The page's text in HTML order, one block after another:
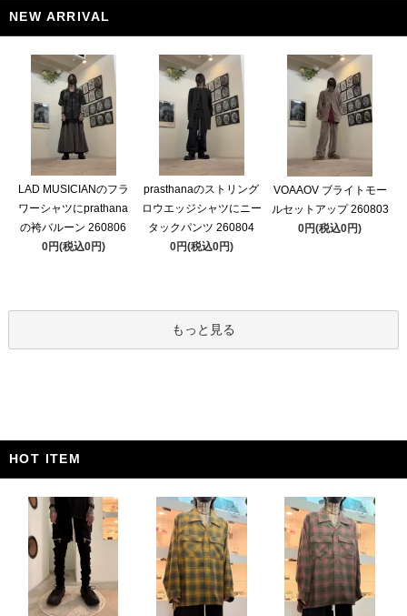
NEW ARRIVAL
LAD MUSICIANのフラ
ワーシャツにprathana
の袴バルーン 260806
0円(税込0円)
prasthanaのストリング
ロウエッジシャツにニー
タックパンツ 260804
0円(税込0円)
VOAAOV ブライトモー
ルセットアップ 260803
0円(税込0円)
もっと見る
HOT ITEM